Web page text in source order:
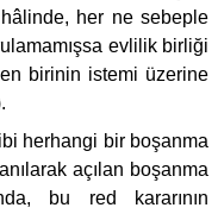
her ne sebeple
evlilik birliği
birinin istemi üzerine
herhangi bir boşanma
açılan boşanma
bu red kararının